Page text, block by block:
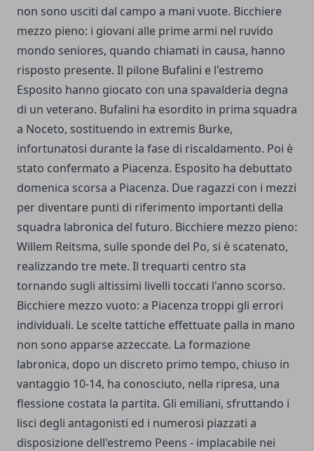
non sono usciti dal campo a mani vuote. Bicchiere
mezzo pieno: i giovani alle prime armi nel ruvido
mondo seniores, quando chiamati in causa, hanno
risposto presente. Il pilone Bufalini e l'estremo
Esposito hanno giocato con una spavalderia degna
di un veterano. Bufalini ha esordito in prima squadra
a Noceto, sostituendo in extremis Burke,
infortunatosi durante la fase di riscaldamento. Poi è
stato confermato a Piacenza. Esposito ha debuttato
domenica scorsa a Piacenza. Due ragazzi con i mezzi
per diventare punti di riferimento importanti della
squadra labronica del futuro. Bicchiere mezzo pieno:
Willem Reitsma, sulle sponde del Po, si è scatenato,
realizzando tre mete. Il trequarti centro sta
tornando sugli altissimi livelli toccati l'anno scorso.
Bicchiere mezzo vuoto: a Piacenza troppi gli errori
individuali. Le scelte tattiche effettuate palla in mano
non sono apparse azzeccate. La formazione
labronica, dopo un discreto primo tempo, chiuso in
vantaggio 10-14, ha conosciuto, nella ripresa, una
flessione costata la partita. Gli emiliani, sfruttando i
lisci degli antagonisti ed i numerosi piazzati a
disposizione dell'estremo Peens - implacabile nei